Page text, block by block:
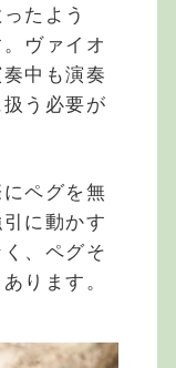
たよう
ヴァイオ
中も演奏
う必要が
ペグを無
に動かす
、ペグそ
ります。